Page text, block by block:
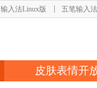
输入法Linux版 五笔输入法
皮肤表情开